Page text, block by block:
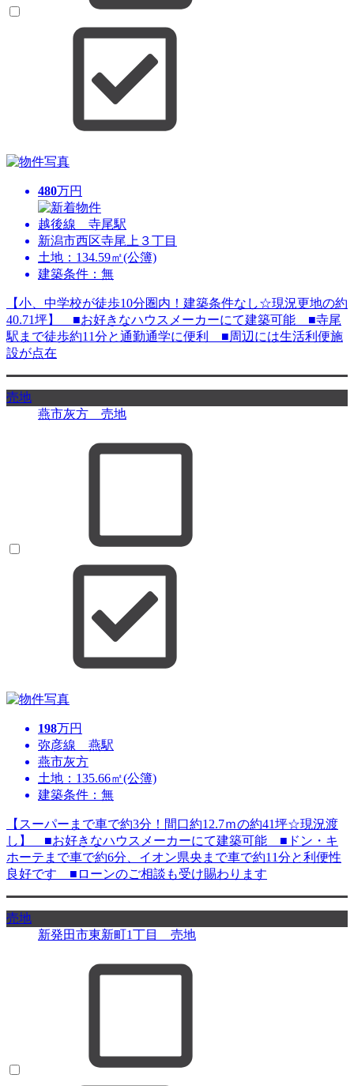
480万円
越後線 寺尾駅
新潟市西区寺尾上３丁目
土地：134.59㎡(公簿)
建築条件：無
【小、中学校が徒歩10分圏内！建築条件なし☆現況更地の約
40.71坪】 ■お好きなハウスメーカーにて建築可能 ■寺尾
駅まで徒歩約11分と通勤通学に便利 ■周辺には生活利便施
設が点在
売地
燕市灰方 売地
198万円
弥彦線 燕駅
燕市灰方
土地：135.66㎡(公簿)
建築条件：無
【スーパーまで車で約3分！間口約12.7ｍの約41坪☆現況渡
し】 ■お好きなハウスメーカーにて建築可能 ■ドン・キ
ホーテまで車で約6分、イオン県央まで車で約11分と利便性
良好です ■ローンのご相談も受け賜わります
売地
新発田市東新町1丁目 売地